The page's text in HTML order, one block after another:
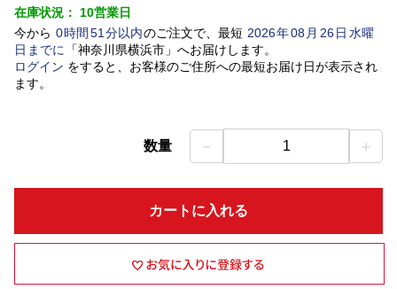
在庫状況： 10営業日
今から 0時間 51 分以内のご注文で、最短 2026年08 月 26日水曜
日 までに 「神奈川県横浜市」 へお届けします。
ログイン をすると、お客様のご住所への最短お届け日が表示され
ます。
数量 － 1 ＋
カートに入れる